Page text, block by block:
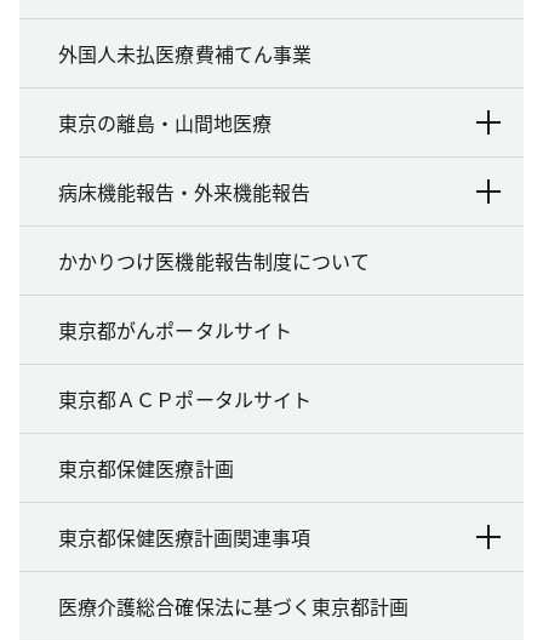
外国人未払医療費補てん事業
東京の離島・山間地医療
病床機能報告・外来機能報告
かかりつけ医機能報告制度について
東京都がんポータルサイト
東京都ＡＣＰポータルサイト
東京都保健医療計画
東京都保健医療計画関連事項
医療介護総合確保法に基づく東京都計画